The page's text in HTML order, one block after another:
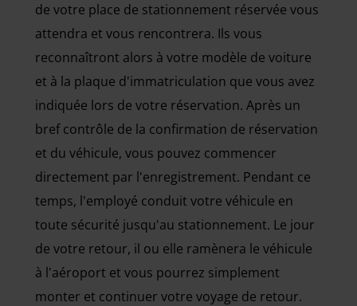
de votre place de stationnement réservée vous
attendra et vous rencontrera. Ils vous
reconnaîtront alors à votre modèle de voiture
et à la plaque d'immatriculation que vous avez
indiquée lors de votre réservation. Après un
bref contrôle de la confirmation de réservation
et du véhicule, vous pouvez commencer
directement par l'enregistrement. Pendant ce
temps, l'employé conduit votre véhicule en
toute sécurité jusqu'au stationnement. Le jour
de votre retour, il ou elle ramènera le véhicule
à l'aéroport et vous pourrez simplement
monter et continuer votre voyage de retour.